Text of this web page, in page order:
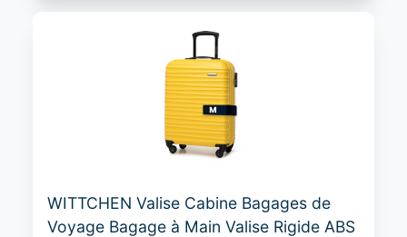
WITTCHEN Valise Cabine Bagages de
Voyage Bagage à Main Valise Rigide ABS